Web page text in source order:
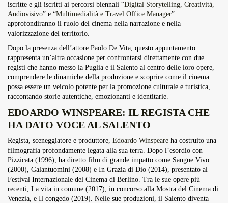
iscritte e gli iscritti ai percorsi biennali “Digital Storytelling, Creatività,
Audiovisivo” e “Multimedialità e Travel Office Manager”
approfondiranno il ruolo del cinema nella narrazione e nella
valorizzazione del territorio.
Dopo la presenza dell’attore Paolo De Vita, questo appuntamento
rappresenta un’altra occasione per confrontarsi direttamente con due
registi che hanno messo la Puglia e il Salento al centro delle loro opere,
comprendere le dinamiche della produzione e scoprire come il cinema
possa essere un veicolo potente per la promozione culturale e turistica,
raccontando storie autentiche, emozionanti e identitarie.
EDOARDO WINSPEARE: IL REGISTA CHE
HA DATO VOCE AL SALENTO
Regista, sceneggiatore e produttore, Edoardo Winspeare ha costruito una
filmografia profondamente legata alla sua terra. Dopo l’esordio con
Pizzicata (1996), ha diretto film di grande impatto come Sangue Vivo
(2000), Galantuomini (2008) e In Grazia di Dio (2014), presentato al
Festival Internazionale del Cinema di Berlino. Tra le sue opere più
recenti, La vita in comune (2017), in concorso alla Mostra del Cinema di
Venezia, e Il congedo (2019). Nelle sue produzioni, il Salento diventa